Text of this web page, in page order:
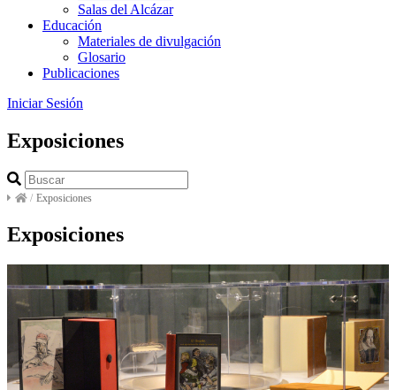
Salas del Alcázar
Educación
Materiales de divulgación
Glosario
Publicaciones
Iniciar Sesión
Exposiciones
/ Exposiciones
Exposiciones